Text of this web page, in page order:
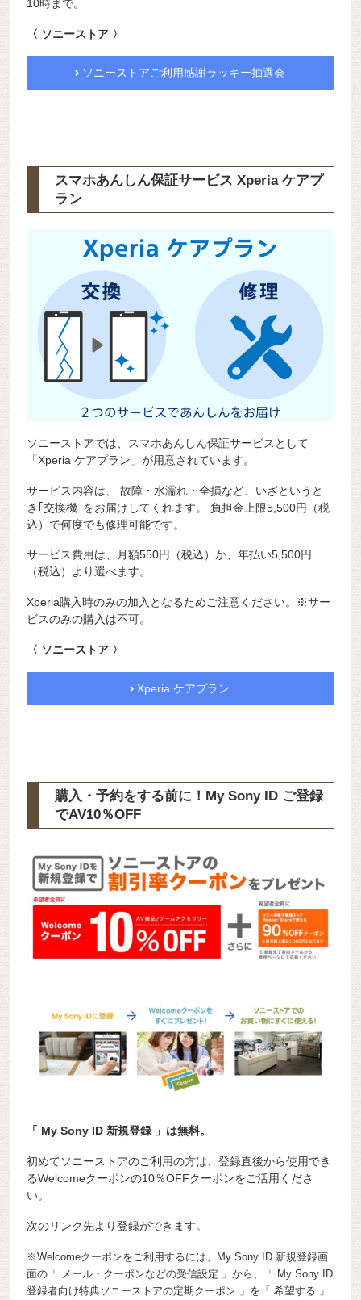
10時まで。
〈 ソニーストア 〉
ソニーストアご利用感謝ラッキー抽選会
スマホあんしん保証サービス Xperia ケアプ
ラン
ソニーストアでは、スマホあんしん保証サービスとして
「Xperia ケアプラン」が用意されています。
サービス内容は、 故障・水濡れ・全損など、いざというと
き ｢交換機｣をお届けしてくれます。 負担金上限5,500円（税
込）で何度でも修理可能です。
サービス費用は、月額550円（税込）か、年払い5,500円
（税込）より選べます。
Xperia購入時のみの加入となるためご注意ください。※サー
ビスのみの購入は不可。
〈 ソニーストア 〉
Xperia ケアプラン
購入・予約をする前に！My Sony ID ご登録
でAV10％OFF
「 My Sony ID 新規登録 」は無料。
初めてソニーストアのご利用の方は、登録直後から使用でき
るWelcomeクーポンの10％OFFクーポンをご活用くださ
い。
次のリンク先より登録ができます。
※Welcomeクーポンをご利用するには、My Sony ID 新規登録画
面の「 メール・クーポンなどの受信設定 」から、「 My Sony ID
登録者向け特典ソニーストアの定期クーポン 」を「 希望する 」